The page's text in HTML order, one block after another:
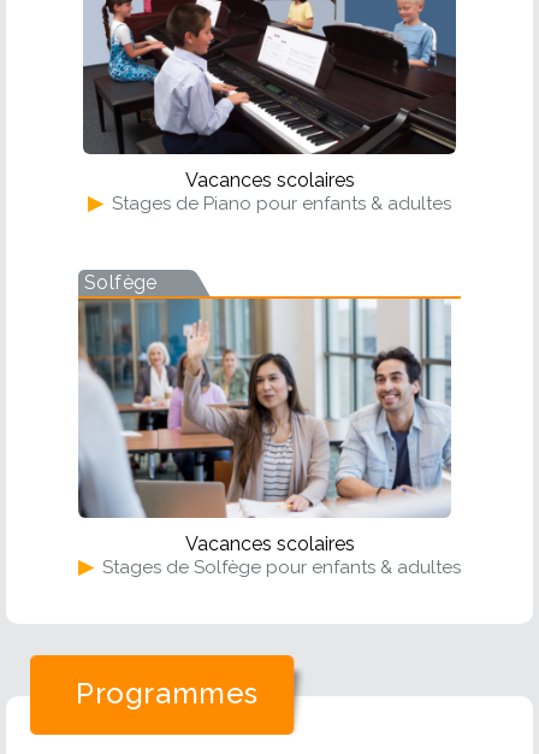
Vacances scolaires
▶ Stages de Piano pour enfants & adultes
Solfège
Vacances scolaires
▶ Stages de Solfège pour enfants & adultes
Programmes